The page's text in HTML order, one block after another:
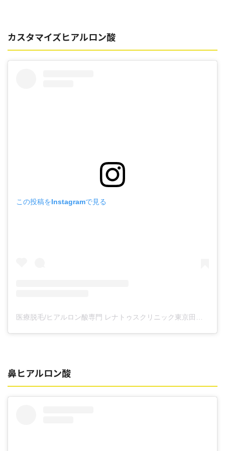
カスタマイズヒアルロン酸
この投稿をInstagramで見る
医療脱毛/ヒアルロン酸専門 レナトゥスクリニック東京田町院 東山麻伊子(@dr.higashiyama)がシェアした投稿
鼻ヒアルロン酸